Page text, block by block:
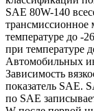
SAE 80W-140
трансмиссионное
температуре до -
при температуре
Автомобильных
Зависимость
показатель SAE.
по SAE